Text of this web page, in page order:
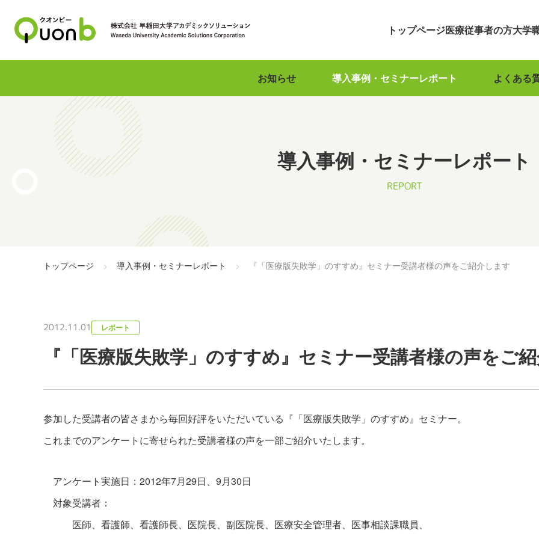
トップページ医療従事者の方大学
お知らせ 導入事例・セミナーレポート よくある
導入事例・セミナーレポート
REPORT
トップページ 導入事例・セミナーレポート 『「医療版失敗学」のすすめ』セミナー受講者様の声をご紹介します
2012.11.01 レポート
『「医療版失敗学」のすすめ』セミナー受講者様の声をご
参加した受講者の皆さまから毎回好評をいただいている『「医療版失敗学」のすすめ』セミナー。
これまでのアンケートに寄せられた受講者様の声を一部ご紹介いたします。
アンケート実施日：2012年7月29日、9月30日
対象受講者：
医師、看護師、看護師長、医院長、副医院長、医療安全管理者、医事相談課職員、